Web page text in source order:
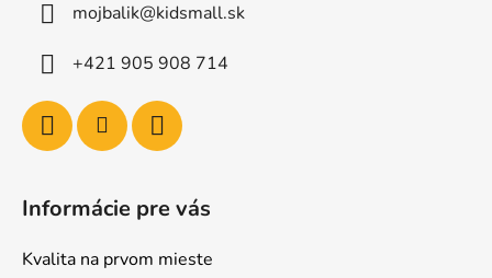
mojbalik@kidsmall.sk
+421 905 908 714
Informácie pre vás
Kvalita na prvom mieste